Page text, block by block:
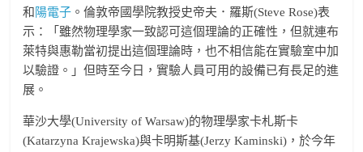
和 陽電子 。倫敦帝國學院教授史帝夫．羅斯(Steve Rose)表
示：「雖然物理學家一致認可這個理論的正確性，但就連布
萊特與惠勒當初提出這個理論時，也不相信能在實驗室中加
以驗證。」但時至今日，實驗人員可用的設備已有長足的進
展。
華沙大學(University of Warsaw)的物理學家卡札斯卡
(Katarzyna Krajewska)與卡明斯基(Jerzy Kaminski)，於今年